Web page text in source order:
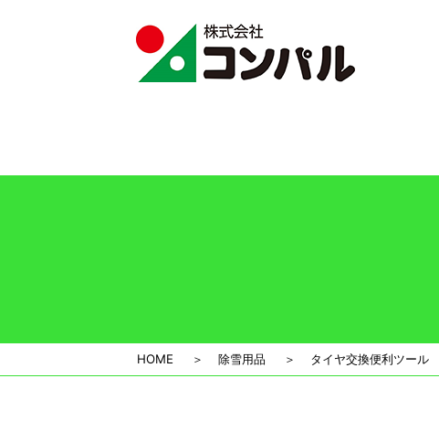
: preg_replace(): Passing null to parameter #3
on line 1939
HOME ＞ 除雪用品 ＞ タイヤ交換便利ツール